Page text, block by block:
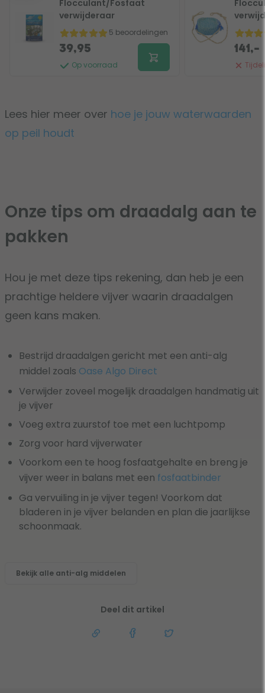
Flocculant/Fosfaat
verwijderaar
5 beoordelingen
Op voorraad
39,95 141,-
Lees hier meer over hoe je jouw waterwaarden
op peil houdt
Onze tips om draadalg aan te
pakken
Hou je met deze tips rekening, dan heb je een
prachtige heldere vijver waarin draadalgen
geen kans maken.
Bestrijd draadalgen gericht met een anti-alg
middel zoals Oase Algo Direct
Verwijder zoveel mogelijk draadalgen handmatig uit
je vijver
Voeg extra zuurstof toe met een luchtpomp
Zorg voor hard vijverwater
Voorkom een te hoog fosfaatgehalte en breng je
vijver weer in balans met een fosfaatbinder
Ga vervuiling in je vijver tegen! Voorkom dat
bladeren in je vijver belanden en plan die jaarlijkse
schoonmaak.
Bekijk alle anti-alg middelen
Deel dit artikel